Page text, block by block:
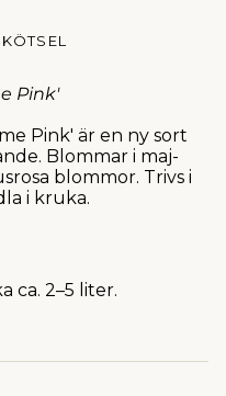
Pink'
Pink' är en ny sort
Blommar i maj-
blommor. Trivs i
i kruka.
ca. 2–5 liter.